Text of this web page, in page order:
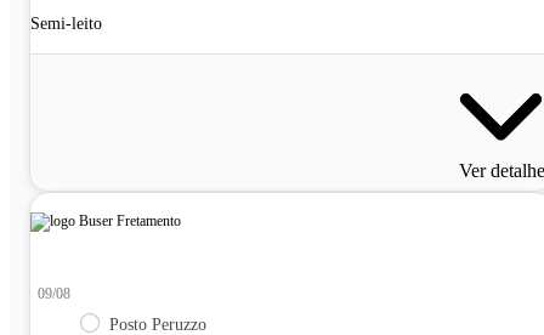
Semi-leito
Ver
09/08
Posto Peruzzo